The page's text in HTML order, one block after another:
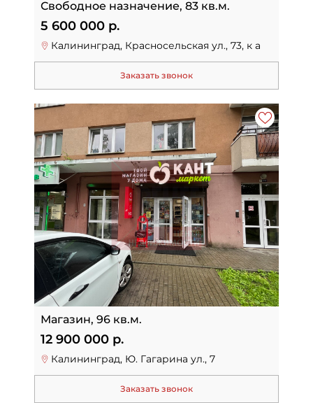
Свободное назначение, 83 кв.м.
5 600 000 р.
Калининград, Красносельская ул., 73, к а
Заказать звонок
Магазин, 96 кв.м.
12 900 000 р.
Калининград, Ю. Гагарина ул., 7
Заказать звонок